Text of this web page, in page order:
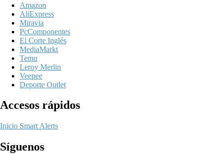
Amazon
AliExpress
Miravia
PcComponentes
El Corte Inglés
MediaMarkt
Temu
Leroy Merlin
Veepee
Deporte Outlet
Accesos rápidos
Inicio Smart Alerts
Síguenos